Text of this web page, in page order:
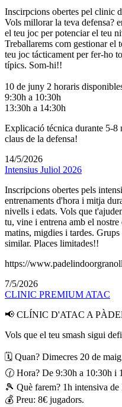
Inscirpcions obertes pel clinic
Vols millorar la teva defensa?
el teu joc per potenciar el teu
Treballarems com gestionar el
teu joc tácticament per fer-ho
típics. Som-hi!!
10 de juny 2 horaris
9:30h a 10:30h
13:30h a 14:30h
Explicació técnica durante 5-8
claus de la defensa!
14/5/2026
Intensius Juliol 2026
Inscripcions obertes pels
entrenaments d'hora i mitja
nivells i edats. Vols que
tu, vine i entrena amb el
matins, migdies i tardes.
similar. Places limitades!!
https://
7/5/2026
CLINIC PREMIUM ATAC
📢 CLÍNIC D'ATAC A
Vols que el teu smash sigui
🗓 Quan? Dimecres 20 de
🕜 Hora? De 9:30h a 10:30h i
🎾 Què farem? 1h intensiva
💰 Preu: 8€ jugadors.